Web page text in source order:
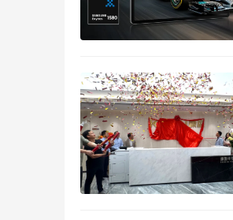
的限制，我们需要购买大量
双列直插内存模块（
多文件系统本身的设计不
没有得到证实。当然，对
么？回到主机。在1970年
很好的快速回应市场需求。
闪存不是问题的答案，因